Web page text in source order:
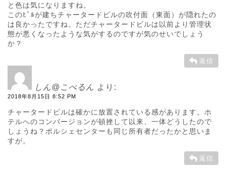
と色は気になりますね。
このﾋﾞﾙが建ちチャータードビルの吹付面（東面）が隠れたの
は良かったですね。ただチャータードビルは以前より管理状
態が悪くなったような気がするのですが気のせいでしょう
か？
返信
しん@こべるん より:
2018年8月15日 8:52 PM
チャータードビルは確かに放置されている感があります。ホ
テルへのコンバージョンが頓挫して以来、一体どうしたので
しょうね？ポルシェセンターも同じ所有者だったかと思いま
すが。
返信